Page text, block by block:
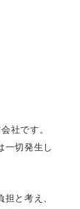
社です。
一切発生し
と考え、